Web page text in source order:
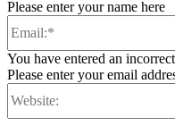
Please enter your name here
You have entered an
Please enter your email